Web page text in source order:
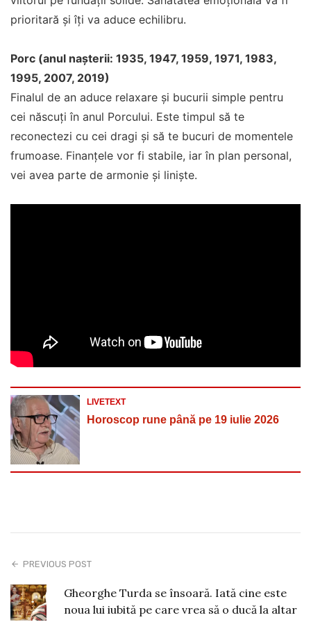
prioritară și îți va aduce echilibru.
Porc (anul nașterii: 1935, 1947, 1959, 1971, 1983,
1995, 2007, 2019)
Finalul de an aduce relaxare și bucurii simple pentru
cei născuți în anul Porcului. Este timpul să te
reconectezi cu cei dragi și să te bucuri de momentele
frumoase. Finanțele vor fi stabile, iar în plan personal,
vei avea parte de armonie și liniște.
LIVETEXT
Horoscop rune până pe 19 iulie 2026
PREVIOUS POST
Gheorghe Turda se însoară. Iată cine este
noua lui iubită pe care vrea să o ducă la altar